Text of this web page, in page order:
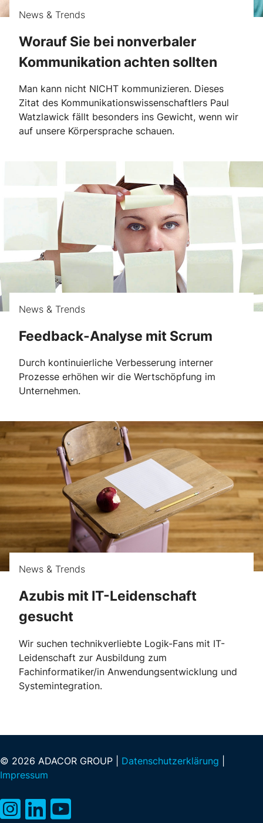
News & Trends
Worauf Sie bei nonverbaler
Kommunikation achten sollten
Man kann nicht NICHT kommunizieren. Dieses
Zitat des Kommunikationswissenschaftlers Paul
Watzlawick fällt besonders ins Gewicht, wenn wir
auf unsere Körpersprache schauen.
News & Trends
Feedback-Analyse mit Scrum
Durch kontinuierliche Verbesserung interner
Prozesse erhöhen wir die Wertschöpfung im
Unternehmen.
News & Trends
Azubis mit IT-Leidenschaft
gesucht
Wir suchen technikverliebte Logik-Fans mit IT-
Leidenschaft zur Ausbildung zum
Fachinformatiker/in Anwendungsentwicklung und
Systemintegration.
© 2026 ADACOR GROUP | Datenschutzerklärung
Impressum